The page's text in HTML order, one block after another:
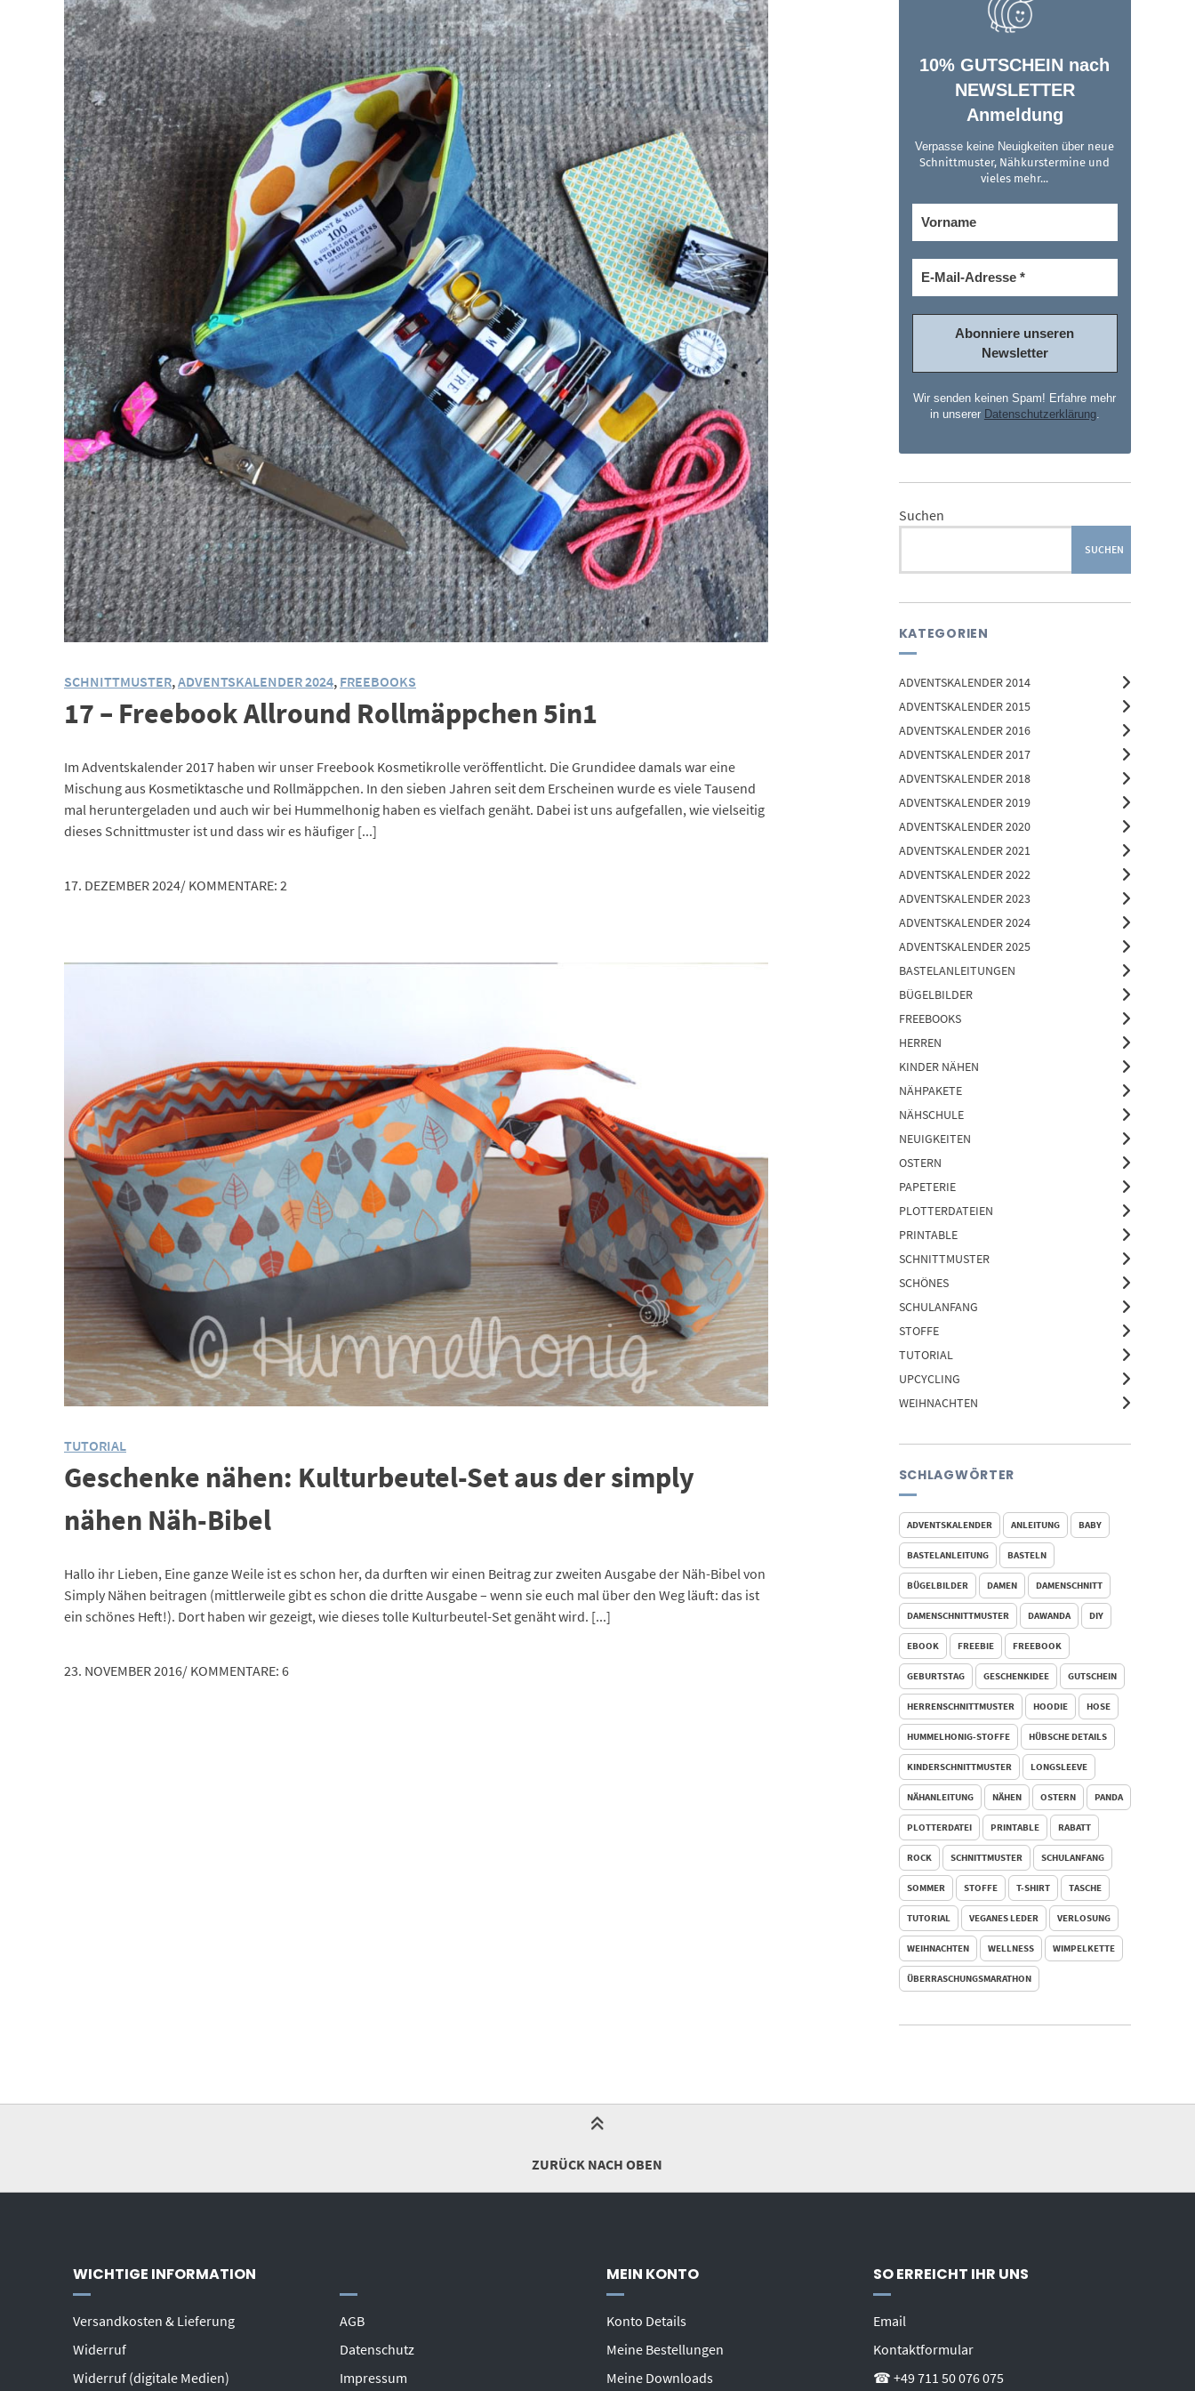
10% GUTSCHEIN nach
NEWSLETTER
Anmeldung
Verpasse keine Neuigkeiten über neue
Schnittmuster, Nähkurstermine und
vieles mehr...
Wir senden keinen Spam! Erfahre mehr
in unserer Datenschutzerklärung.
Suchen
SUCHEN
KATEGORIEN
ADVENTSKALENDER 2014
ADVENTSKALENDER 2015
ADVENTSKALENDER 2016
ADVENTSKALENDER 2017
ADVENTSKALENDER 2018
ADVENTSKALENDER 2019
ADVENTSKALENDER 2020
ADVENTSKALENDER 2021
ADVENTSKALENDER 2022
ADVENTSKALENDER 2023
ADVENTSKALENDER 2024
ADVENTSKALENDER 2025
BASTELANLEITUNGEN
BÜGELBILDER
FREEBOOKS
HERREN
KINDER NÄHEN
NÄHPAKETE
NÄHSCHULE
NEUIGKEITEN
OSTERN
PAPETERIE
PLOTTERDATEIEN
PRINTABLE
SCHNITTMUSTER
SCHÖNES
SCHULANFANG
STOFFE
TUTORIAL
UPCYCLING
WEIHNACHTEN
SCHLAGWÖRTER
ADVENTSKALENDER ANLEITUNG BABY
BASTELANLEITUNG BASTELN
BÜGELBILDER DAMEN DAMENSCHNITT
DAMENSCHNITTMUSTER DAWANDA DIY
EBOOK FREEBIE FREEBOOK
GEBURTSTAG GESCHENKIDEE GUTSCHEIN
HERRENSCHNITTMUSTER HOODIE HOSE
HUMMELHONIG-STOFFE HÜBSCHE DETAILS
KINDERSCHNITTMUSTER LONGSLEEVE
NÄHANLEITUNG NÄHEN OSTERN PANDA
PLOTTERDATEI PRINTABLE RABATT
ROCK SCHNITTMUSTER SCHULANFANG
SOMMER STOFFE T-SHIRT TASCHE
TUTORIAL VEGANES LEDER VERLOSUNG
WEIHNACHTEN WELLNESS WIMPELKETTE
ÜBERRASCHUNGSMARATHON
SCHNITTMUSTER,ADVENTSKALENDER 2024, FREEBOOKS
17 – Freebook Allround Rollmäppchen 5in1
Im Adventskalender 2017 haben wir unser Freebook Kosmetikrolle veröffentlicht. Die Grundidee damals war eine
Mischung aus Kosmetiktasche und Rollmäppchen. In den sieben Jahren seit dem Erscheinen wurde es viele Tausend
mal heruntergeladen und auch wir bei Hummelhonig haben es vielfach genäht. Dabei ist uns aufgefallen, wie vielseitig
dieses Schnittmuster ist und dass wir es häufiger [...]
17. DEZEMBER 2024/KOMMENTARE: 2
TUTORIAL
Geschenke nähen: Kulturbeutel-Set aus der simply
nähen Näh-Bibel
Hallo ihr Lieben, Eine ganze Weile ist es schon her, da durften wir einen Beitrag zur zweiten Ausgabe der Näh-Bibel von
Simply Nähen beitragen (mittlerweile gibt es schon die dritte Ausgabe – wenn sie euch mal über den Weg läuft: das ist
ein schönes Heft!). Dort haben wir gezeigt, wie dieses tolle Kulturbeutel-Set genäht wird. [...]
23. NOVEMBER 2016/KOMMENTARE: 6
ZURÜCK NACH OBEN
WICHTIGE INFORMATION
Versandkosten & Lieferung
Widerruf
Widerruf (digitale Medien)
AGB
Datenschutz
Impressum
MEIN KONTO
Konto Details
Meine Bestellungen
Meine Downloads
SO ERREICHT IHR UNS
Email
Kontaktformular
☎ +49 711 50 076 075